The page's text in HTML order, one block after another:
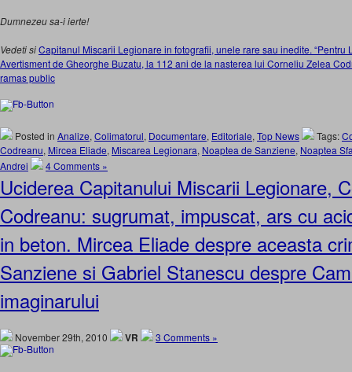
Dumnezeu sa-i ierte!
Vedeti siCapitanul Miscarii Legionare in fotografii, unele rare sau inedite. “Pentru
Avertisment de Gheorghe Buzatu, la 112 ani de la nasterea lui Corneliu Zelea
ramas public
Posted in Analize, Colimatorul, Documentare, Editoriale, Top News Tags:
Codreanu, Mircea Eliade, Miscarea Legionara, Noaptea de Sanziene, Noaptea
Andrei
4 Comments »
Uciderea Capitanului Miscarii Legionare,
Codreanu: sugrumat, impuscat, ars cu
in beton. Mircea Eliade despre aceasta
Sanziene si Gabriel Stanescu despre
imaginarului
November 29th, 2010 VR 3 Comments »